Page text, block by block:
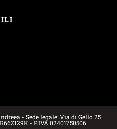
- Sede legale: Via di Gello 25
- P.IVA 02401750506